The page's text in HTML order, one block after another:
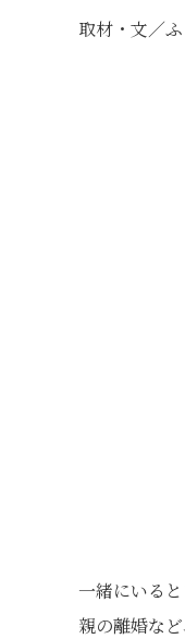
取材・文／
一緒にいる
親の離婚な